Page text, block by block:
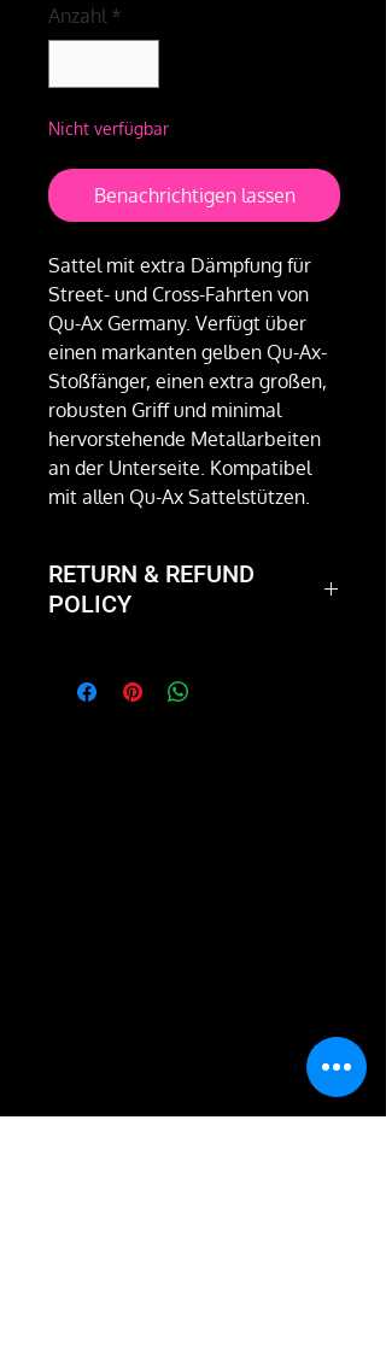
Anzahl *
Nicht verfügbar
Benachrichtigen lassen
Sattel mit extra Dämpfung für
Street- und Cross-Fahrten von
Qu-Ax Germany. Verfügt über
einen markanten gelben Qu-Ax-
Stoßfänger, einen extra großen,
robusten Griff und minimal
hervorstehende Metallarbeiten
an der Unterseite. Kompatibel
mit allen Qu-Ax Sattelstützen.
RETURN & REFUND
POLICY
We'll take it back and exchange